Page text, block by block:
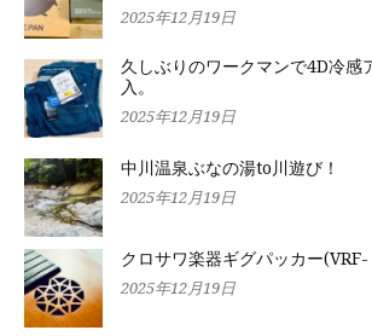
2025年12月19日
久しぶりのワークマンで4D冷感
入。
2025年12月19日
中川温泉ぶなの湯to川遊び！
2025年12月19日
クロサワ楽器ギグパッカー
2025年12月19日